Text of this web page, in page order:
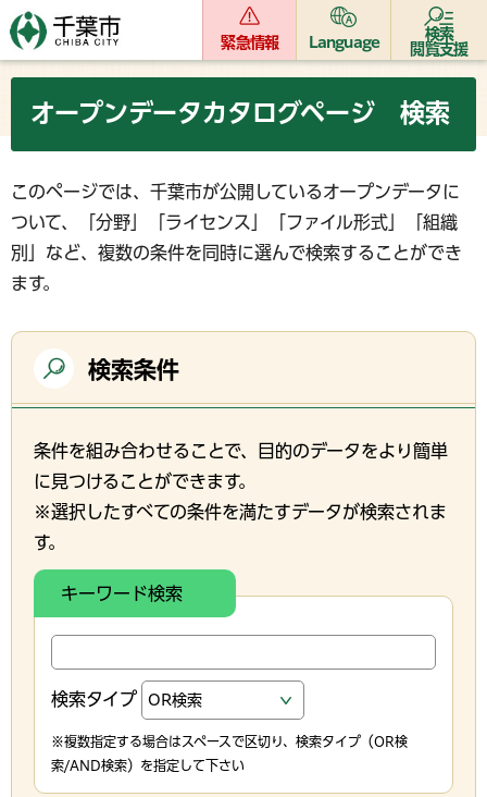
緊急情報 Language
検索
閲覧支援
オープンデータカタログページ 検索
このページでは、千葉市が公開しているオープンデータに
ついて、「分野」「ライセンス」「ファイル形式」「組織
別」など、複数の条件を同時に選んで検索することができ
ます。
検索条件
条件を組み合わせることで、目的のデータをより簡単
に見つけることができます。
※選択したすべての条件を満たすデータが検索されま
す。
キーワード検索
検索タイプ
※複数指定する場合はスペースで区切り、検索タイプ（OR検
索/AND検索）を指定して下さい